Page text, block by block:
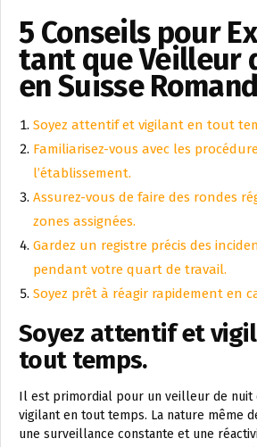
5 Conseils pour
tant que Veilleur
en Suisse
Soyez attentif et vigilant en tout
Familiarisez-vous avec les
l’établissement.
Assurez-vous de faire des rondes
zones assignées.
Gardez un registre précis des
pendant votre quart de travail.
Soyez prêt à réagir rapidement en
Soyez attentif et
tout temps.
Il est primordial pour un veilleur de nuit
vigilant en tout temps. La nature même
une surveillance constante et une